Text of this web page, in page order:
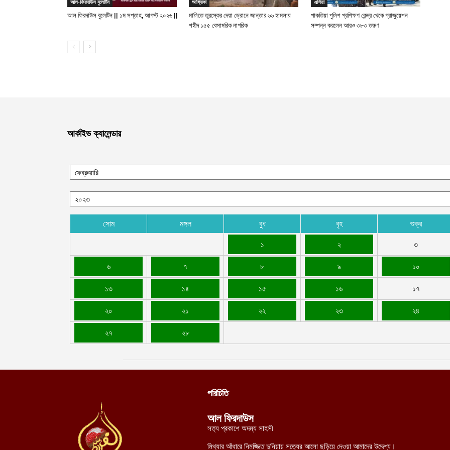
আল-ফিরদাউস বুলেটিন
আল ফিরদাউস বুলেটিন || ১ম সপ্তাহ, আগস্ট ২০২৬ ||
আফ্রিকা
মালিতে তুরস্কের দেয়া ড্রোনে জান্তার ৬৬ হামলায়
শহীদ ১৫৫ বেসামরিক নাগরিক
এশিয়া
পাকতিয়া পুলিশ প্রশিক্ষণ কেন্দ্র থেকে গ্রাজুয়েশন
সম্পন্ন করলেন আরও ৩৮৩ তরুণ
আর্কাইভ ক্যালেন্ডার
সোম মঙ্গল বুধ বৃহ শুক্র
১ ২ ৩
৬ ৭ ৮ ৯ ১০
১৩ ১৪ ১৫ ১৬ ১৭
২০ ২১ ২২ ২৩ ২৪
২৭ ২৮
পরিচিতি
আল ফিরদাউস
সত্য প্রকাশে অদম্য সাহসী
মিথ্যার আঁধারে নিমজ্জিত দুনিয়ায় সত্যের আলো ছড়িয়ে দেওয়া আমাদের উদ্দেশ্য।